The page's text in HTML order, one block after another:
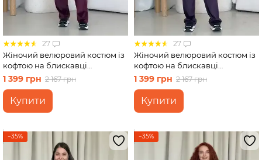
27
Жіночий велюровий костюм із
кофтою на блискавці
бордовий Merlini Варна
100001263 розмір 42-44 (S-M)
1 399 грн 2 167 грн
Купити
27
Жіночий велюровий костюм із
кофтою на блискавці
фіолетовий Merlini Варна
100001265 розмір 42-44 (S-M)
1 399 грн 2 167 грн
Купити
−35% −35%